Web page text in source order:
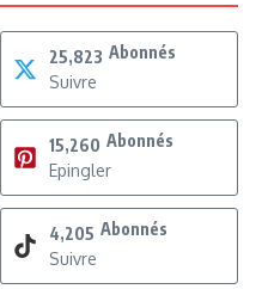
25,823 Abonnés
Suivre
15,260 Abonnés
Epingler
4,205 Abonnés
Suivre